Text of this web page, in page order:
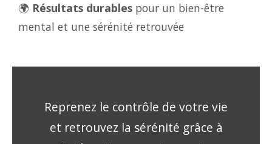
🌍 Résultats durables pour un bien-être
mental et une sérénité retrouvée
Reprenez le contrôle de votre vie
et retrouvez la sérénité grâce à